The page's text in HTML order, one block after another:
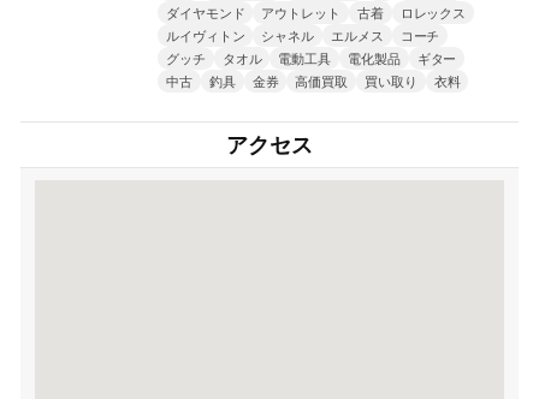
ダイヤモンド
アウトレット 古着
ロレックス
ルイヴィトン
シャネル エルメス
コーチ
グッチ
タオル 電動工具 電化製品
ギター
中古
釣具 金券 高価買取 買い取り 衣料
アクセス